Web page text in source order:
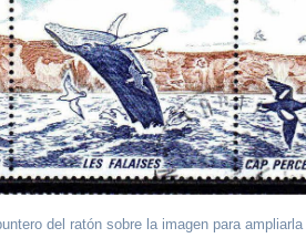
del ratón sobre la imagen para ampliarla